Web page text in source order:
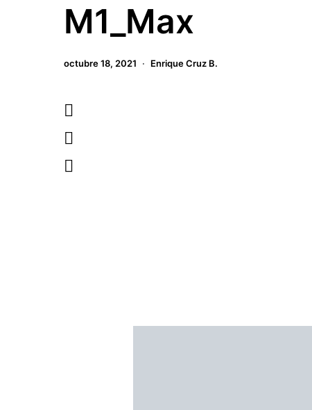
M1_Max
octubre 18, 2021 Enrique Cruz B.